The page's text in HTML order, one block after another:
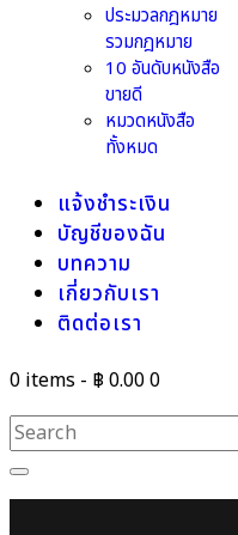
ประมวลกฎหมาย
รวมกฎหมาย
10 อันดับหนังสือ
ขายดี
หมวดหนังสือ
ทั้งหมด
แจ้งชำระเงิน
บัญชีของฉัน
บทความ
เกี่ยวกับเรา
ติดต่อเรา
0 items - ฿ 0.000